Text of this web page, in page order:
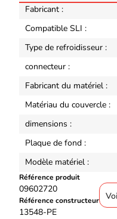
Fabricant :
Compatible SLI :
Type de refroidisseur :
connecteur :
Fabricant du matériel :
Matériau du couvercle :
dimensions :
Plaque de fond :
Modèle matériel :
Référence produit
09602720
Référence constructeur
13548-PE